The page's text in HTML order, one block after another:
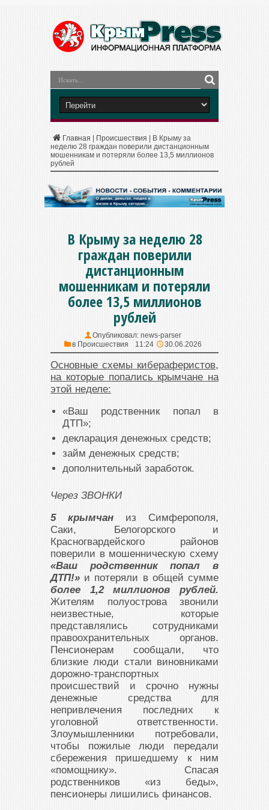
Главная Происшествия
В Крыму за
неделю 28 граждан поверили дистанционным
мошенникам и потеряли более 13,5 миллионов
рублей
В Крыму за неделю 28
граждан поверили
дистанционным
мошенникам и потеряли
более 13,5 миллионов
рублей
Опубликовал: news-parser
в Происшествия 11:24 30.06.2026
Основные схемы кибераферистов,
на которые попались крымчане на
этой неделе:
«Ваш родственник попал в
ДТП»;
декларация денежных средств;
займ денежных средств;
дополнительный заработок.
Через ЗВОНКИ
5 крымчан из Симферополя,
Саки, Белогорского и
Красногвардейского районов
поверили в мошенническую схему
«Ваш родственник попал в
ДТП!» и потеряли в общей сумме
более 1,2 миллионов рублей.
Жителям полуострова звонили
неизвестные, которые
представлялись сотрудниками
правоохранительных органов.
Пенсионерам сообщали, что
близкие люди стали виновниками
дорожно-транспортных
происшествий и срочно нужны
денежные средства для
непривлечения последних к
уголовной ответственности.
Злоумышленники потребовали,
чтобы пожилые люди передали
сбережения пришедшему к ним
«помощнику». Спасая
родственников «из беды»,
пенсионеры лишились финансов.